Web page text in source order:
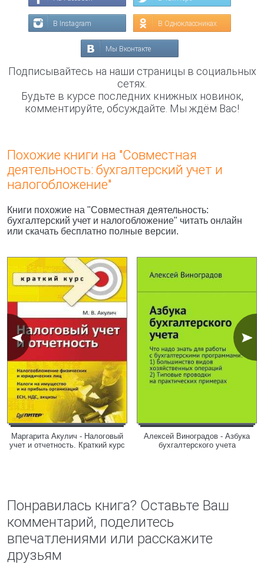
В Instagram В Одноклассниках
Мы Вконтакте
Подписывайтесь на наши страницы в социальных
сетях.
Будьте в курсе последних книжных новинок,
комментируйте, обсуждайте. Мы ждём Вас!
Похожие книги на "Совместная
деятельность: бухгалтерский учет и
налогобложение"
Книги похожие на "Совместная деятельность:
бухгалтерский учет и налогобложение" читать онлайн
или скачать бесплатно полные версии.
Маргарита Акулич - Налоговый
учет и отчетность. Краткий курс
Алексей Виноградов - Азбука
бухгалтерского учета
Понравилась книга? Оставьте Ваш
комментарий, поделитесь
впечатлениями или расскажите
друзьям